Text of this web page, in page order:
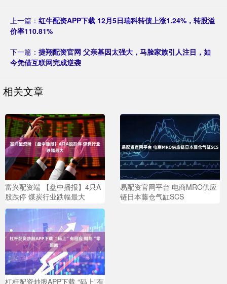
上一篇： 红牛配资APP下载 12月5日瑞科转债上涨1.24%，转股溢
价率110.81%
下一篇： 捷翔配资官网 父亲基因太强大，马脸家族引人注目，如
今凭借互联网完成逆袭
相关文章
富兴配资端 【盘中播报】4只A
股跌停 煤炭行业跌幅最大
易配资官网平台 电商MRO供应
链日本藤仓气缸SCS
杠杆配资炒股APP下载 “码上”有